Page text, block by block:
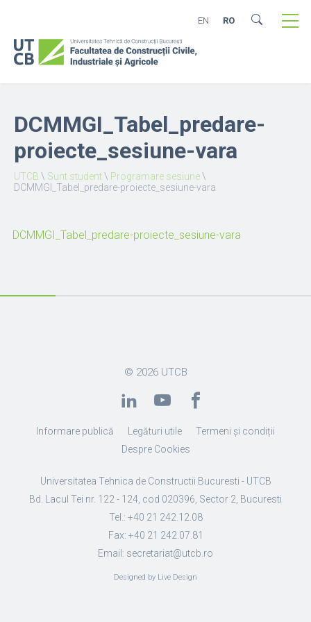
EN RO
DCMMGI_Tabel_predare-
proiecte_sesiune-vara
UTCB \ Sunt student\ Programare sesiune\
DCMMGI_Tabel_predare-proiecte_sesiune-vara
DCMMGI_Tabel_predare-proiecte_sesiune-vara
© 2026 UTCB
Informare publică Legături utile
Termeni și condiții
Despre Cookies
Universitatea Tehnica de Constructii Bucuresti - UTCB
Bd. Lacul Tei nr. 122 - 124, cod 020396, Sector 2, Bucuresti
Tel.: +40 21 242.12.08
Fax: +40 21 242.07.81
Email: secretariat@utcb.ro
Designed by Live Design